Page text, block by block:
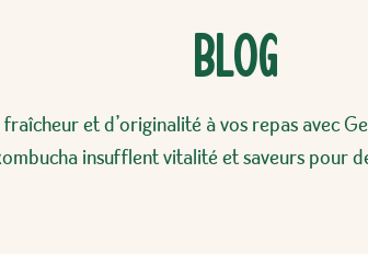
Blog
et d’originalité à vos repas avec
insufflent vitalité et saveurs pour